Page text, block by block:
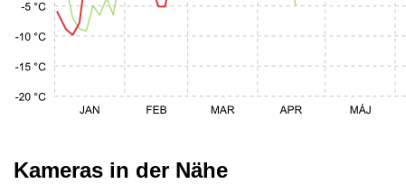
Kameras in der Nähe